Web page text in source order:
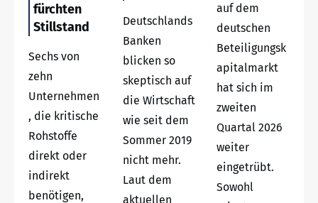
fürchten
Stillstand
Sechs von
zehn
Unternehmen
, die kritische
Rohstoffe
direkt oder
indirekt
benötigen,
Deutschlands
Banken
blicken so
skeptisch auf
die Wirtschaft
wie seit dem
Sommer 2019
nicht mehr.
Laut dem
aktuellen
auf dem
deutschen
Beteiligungsk
apitalmarkt
hat sich im
zweiten
Quartal 2026
weiter
eingetrübt.
Sowohl